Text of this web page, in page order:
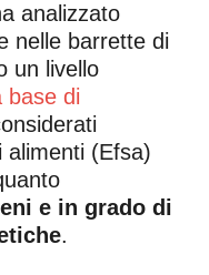
analizzato
nelle barrette di
un livello
base di
alimenti (Efsa)
e in grado di
.